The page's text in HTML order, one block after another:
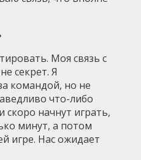
Моя связь с
секрет. Я
командой, но не
что-либо
начнут играть,
минут, а потом
игре. Нас ожидает